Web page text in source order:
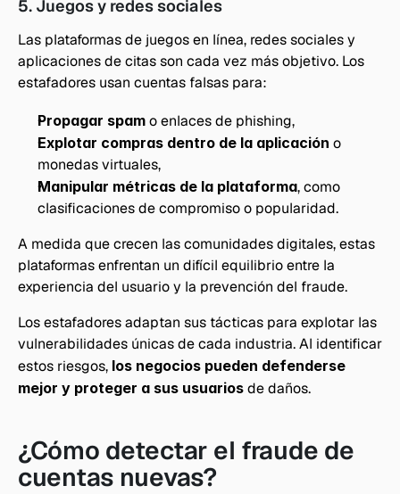
5. Juegos y redes sociales
Las plataformas de juegos en línea, redes sociales y
aplicaciones de citas son cada vez más objetivo. Los
estafadores usan cuentas falsas para:
Propagar spam o enlaces de phishing,
Explotar compras dentro de la aplicación o
monedas virtuales,
Manipular métricas de la plataforma, como
clasificaciones de compromiso o popularidad.
A medida que crecen las comunidades digitales, estas
plataformas enfrentan un difícil equilibrio entre la
experiencia del usuario y la prevención del fraude.
Los estafadores adaptan sus tácticas para explotar las
vulnerabilidades únicas de cada industria. Al identificar
estos riesgos, los negocios pueden defenderse
mejor y proteger a sus usuarios de daños.
¿Cómo detectar el fraude de
cuentas nuevas?